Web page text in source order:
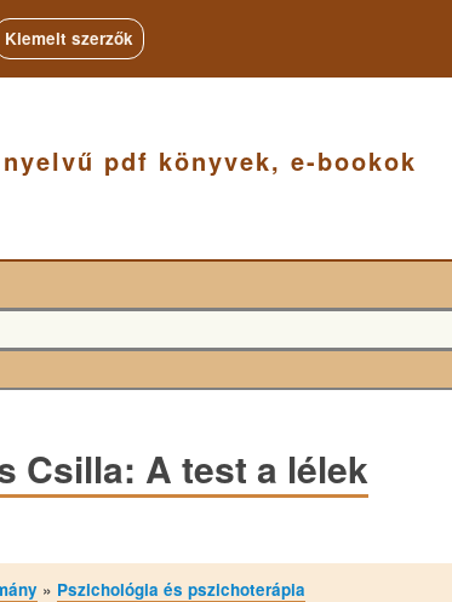
Kiemelt szerzők
pdf könyvek, e-bookok
Csilla: A test a lélek
» Pszichológia és pszichoterápia